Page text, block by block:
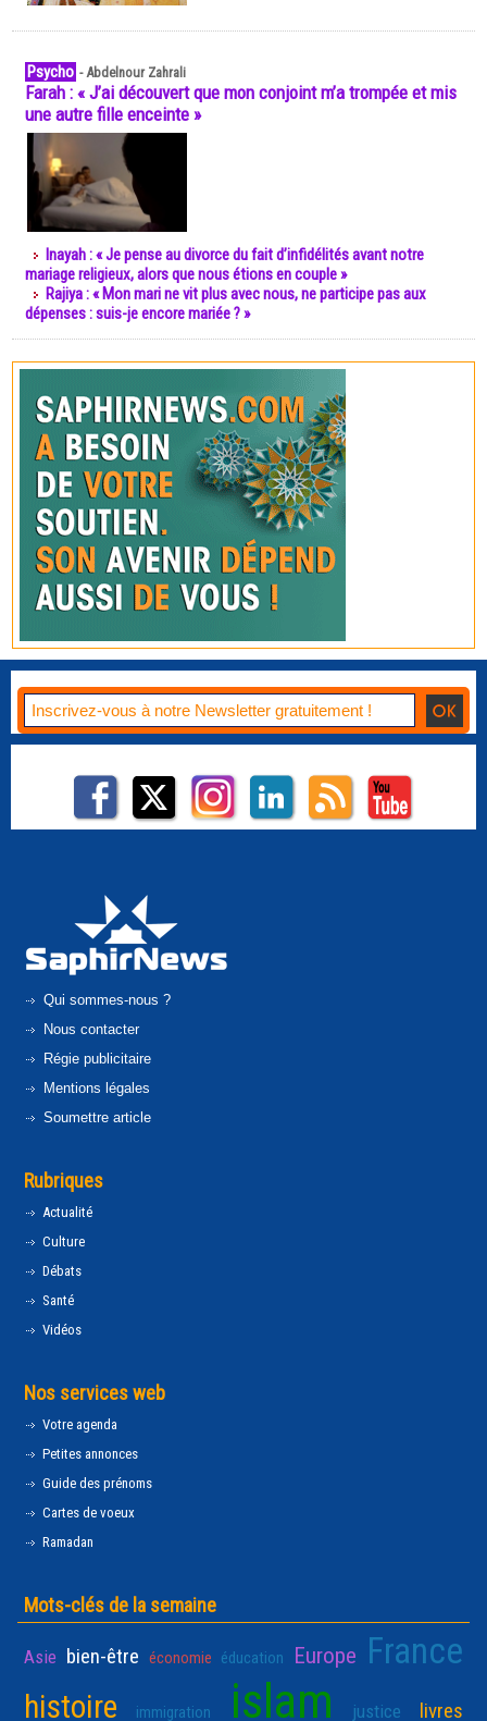
Psycho -Abdelnour Zahrali
Farah : « J’ai découvert que mon conjoint m’a trompée et mis
une autre fille enceinte »
Inayah : « Je pense au divorce du fait d’infidélités avant notre
mariage religieux, alors que nous étions en couple »
Rajiya : « Mon mari ne vit plus avec nous, ne participe pas aux
dépenses : suis-je encore mariée ? »
Qui sommes-nous ?
Nous contacter
Régie publicitaire
Mentions légales
Soumettre article
Rubriques
Actualité
Culture
Débats
Santé
Vidéos
Nos services web
Votre agenda
Petites annonces
Guide des prénoms
Cartes de voeux
Ramadan
Mots-clés de la semaine
Asie bien-être économie éducation Europe France
histoire immigration islam justice livres